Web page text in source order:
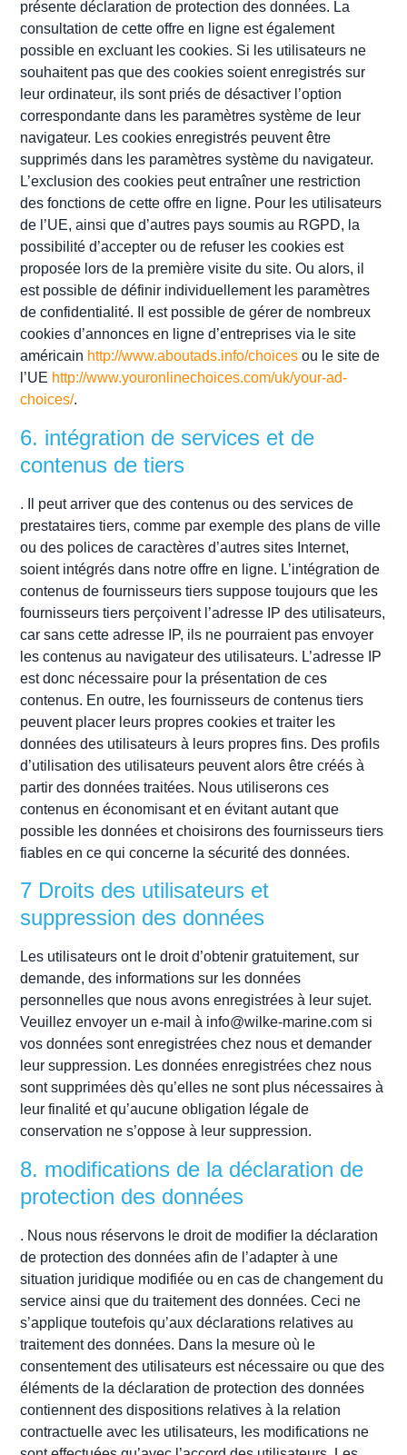
présente déclaration de protection des données. La
consultation de cette offre en ligne est également
possible en excluant les cookies. Si les utilisateurs ne
souhaitent pas que des cookies soient enregistrés sur
leur ordinateur, ils sont priés de désactiver l’option
correspondante dans les paramètres système de leur
navigateur. Les cookies enregistrés peuvent être
supprimés dans les paramètres système du navigateur.
L’exclusion des cookies peut entraîner une restriction
des fonctions de cette offre en ligne. Pour les utilisateurs
de l’UE, ainsi que d’autres pays soumis au RGPD, la
possibilité d’accepter ou de refuser les cookies est
proposée lors de la première visite du site. Ou alors, il
est possible de définir individuellement les paramètres
de confidentialité. Il est possible de gérer de nombreux
cookies d’annonces en ligne d’entreprises via le site
américain http://www.aboutads.info/choices ou le site de
l’UE http://www.youronlinechoices.com/uk/your-ad-
choices/.
6. intégration de services et de
contenus de tiers
. Il peut arriver que des contenus ou des services de
prestataires tiers, comme par exemple des plans de ville
ou des polices de caractères d’autres sites Internet,
soient intégrés dans notre offre en ligne. L’intégration de
contenus de fournisseurs tiers suppose toujours que les
fournisseurs tiers perçoivent l’adresse IP des utilisateurs,
car sans cette adresse IP, ils ne pourraient pas envoyer
les contenus au navigateur des utilisateurs. L’adresse IP
est donc nécessaire pour la présentation de ces
contenus. En outre, les fournisseurs de contenus tiers
peuvent placer leurs propres cookies et traiter les
données des utilisateurs à leurs propres fins. Des profils
d’utilisation des utilisateurs peuvent alors être créés à
partir des données traitées. Nous utiliserons ces
contenus en économisant et en évitant autant que
possible les données et choisirons des fournisseurs tiers
fiables en ce qui concerne la sécurité des données.
7 Droits des utilisateurs et
suppression des données
Les utilisateurs ont le droit d’obtenir gratuitement, sur
demande, des informations sur les données
personnelles que nous avons enregistrées à leur sujet.
Veuillez envoyer un e-mail à info@wilke-marine.com si
vos données sont enregistrées chez nous et demander
leur suppression. Les données enregistrées chez nous
sont supprimées dès qu’elles ne sont plus nécessaires à
leur finalité et qu’aucune obligation légale de
conservation ne s’oppose à leur suppression.
8. modifications de la déclaration de
protection des données
. Nous nous réservons le droit de modifier la déclaration
de protection des données afin de l’adapter à une
situation juridique modifiée ou en cas de changement du
service ainsi que du traitement des données. Ceci ne
s’applique toutefois qu’aux déclarations relatives au
traitement des données. Dans la mesure où le
consentement des utilisateurs est nécessaire ou que des
éléments de la déclaration de protection des données
contiennent des dispositions relatives à la relation
contractuelle avec les utilisateurs, les modifications ne